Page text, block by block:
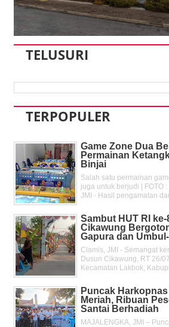
TELUSURI
TERPOPULER
Game Zone Dua
Permainan
Binjai
Salah satu permainan
juga untuk berjudi | FOTO
JMI - Hasil pengamatan
Sambut HUT RI
Cikawung
Gapura dan
Ciamis, JMI - Semangat
Dusun Cikawung, RT 26/
Kecamatan Lakbok,
Puncak
Meriah, Ribuan
Santai Berhadiah
MAJALENGKA, JMI –